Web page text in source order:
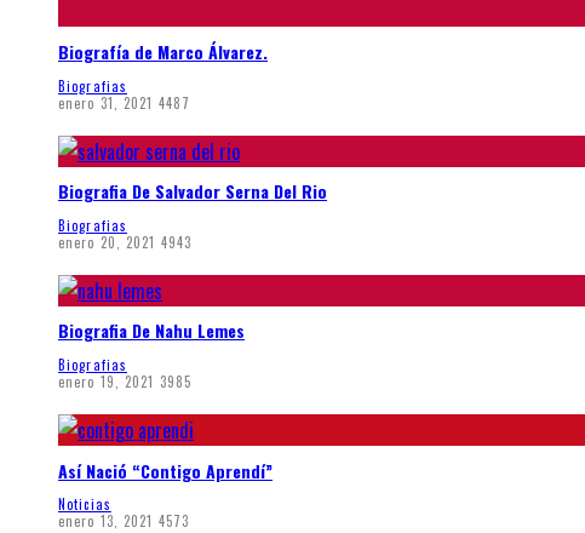
Biografía de Marco Álvarez.
Biografias
enero 31, 2021 4487
Biografia De Salvador Serna Del Rio
Biografias
enero 20, 2021 4943
Biografia De Nahu Lemes
Biografias
enero 19, 2021 3985
Así Nació “Contigo Aprendí”
Noticias
enero 13, 2021 4573